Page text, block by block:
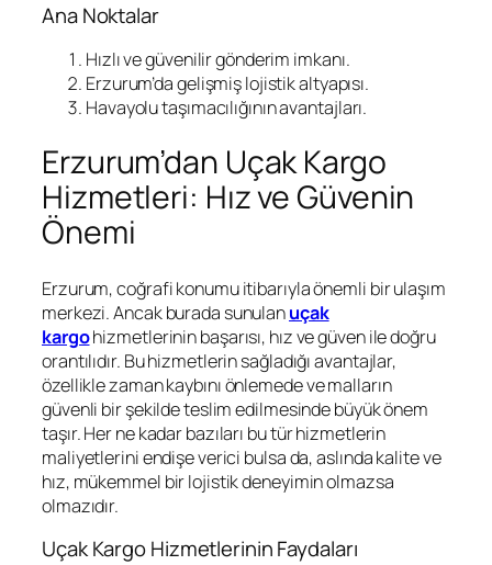
Ana Noktalar
Hızlı ve güvenilir gönderim imkanı.
Erzurum’da gelişmiş lojistik altyapısı.
Havayolu taşımacılığının avantajları.
Erzurum’dan Uçak Kargo
Hizmetleri: Hız ve Güvenin
Önemi
Erzurum, coğrafi konumu itibarıyla önemli bir ulaşım
merkezi. Ancak burada sunulanuçak
kargohizmetlerinin başarısı, hız ve güven ile doğru
orantılıdır. Bu hizmetlerin sağladığı avantajlar,
özellikle zaman kaybını önlemede ve malların
güvenli bir şekilde teslim edilmesinde büyük önem
taşır. Her ne kadar bazıları bu tür hizmetlerin
maliyetlerini endişe verici bulsa da, aslında kalite ve
hız, mükemmel bir lojistik deneyimin olmazsa
olmazıdır.
Uçak Kargo Hizmetlerinin Faydaları